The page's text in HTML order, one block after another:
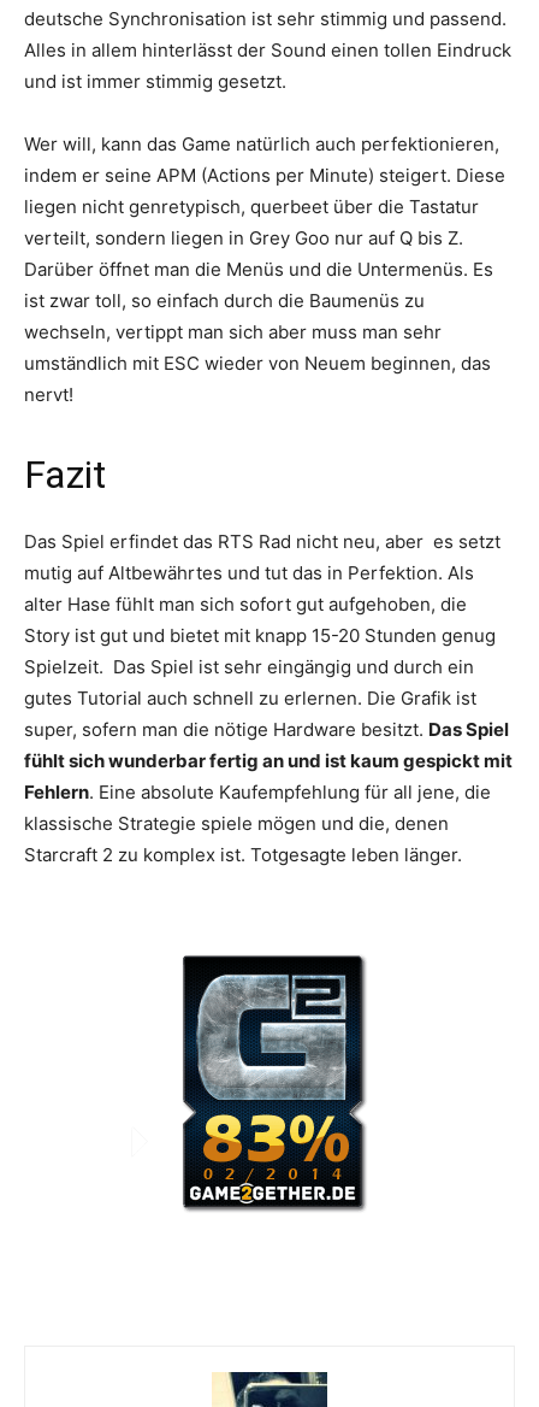
deutsche Synchronisation ist sehr stimmig und passend.
Alles in allem hinterlässt der Sound einen tollen Eindruck
und ist immer stimmig gesetzt.
Wer will, kann das Game natürlich auch perfektionieren,
indem er seine APM (Actions per Minute) steigert. Diese
liegen nicht genretypisch, querbeet über die Tastatur
verteilt, sondern liegen in Grey Goo nur auf Q bis Z.
Darüber öffnet man die Menüs und die Untermenüs. Es
ist zwar toll, so einfach durch die Baumenüs zu
wechseln, vertippt man sich aber muss man sehr
umständlich mit ESC wieder von Neuem beginnen, das
nervt!
Fazit
Das Spiel erfindet das RTS Rad nicht neu, aber es setzt
mutig auf Altbewährtes und tut das in Perfektion. Als
alter Hase fühlt man sich sofort gut aufgehoben, die
Story ist gut und bietet mit knapp 15-20 Stunden genug
Spielzeit. Das Spiel ist sehr eingängig und durch ein
gutes Tutorial auch schnell zu erlernen. Die Grafik ist
super, sofern man die nötige Hardware besitzt. Das Spiel
fühlt sich wunderbar fertig an und ist kaum gespickt mit
Fehlern. Eine absolute Kaufempfehlung für all jene, die
klassische Strategie spiele mögen und die, denen
Starcraft 2 zu komplex ist. Totgesagte leben länger.